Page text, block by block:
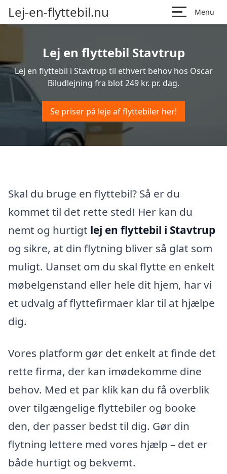
Lej-en-flyttebil.nu Menu
Lej en flyttebil Stavtrup
Lej en flyttebil i Stavtrup til ethvert behov hos Oscar
Biludlejning fra blot 249 kr. pr. dag.
Se priser på leje af flyttebiler her!
Skal du bruge en flyttebil? Så er du
kommet til det rette sted! Her kan du
nemt og hurtigt lej en flyttebil i Stavtrup
og sikre, at din flytning bliver så glat som
muligt. Uanset om du skal flytte en enkelt
møbelgenstand eller hele dit hjem, har vi
et udvalg af flyttefirmaer klar til at hjælpe
dig.
Vores platform gør det enkelt at finde det
rette firma, der kan imødekomme dine
behov. Med et par klik kan du få overblik
over tilgængelige flyttebiler og booke
den, der passer bedst til dig. Gør din
flytning lettere med vores hjælp – det er
både hurtigt og bekvemt.